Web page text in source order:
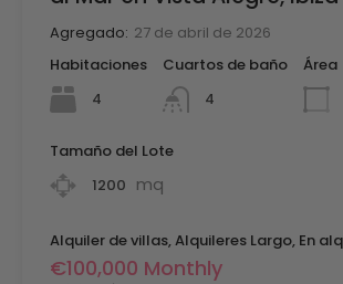
Agregado: 27 de abril de 2026
Habitaciones
4
Cuartos de baño
4
Área
Tamaño del Lote
1200 mq
Alquiler de villas, Alquileres Largo, En
€100,000 Monthly